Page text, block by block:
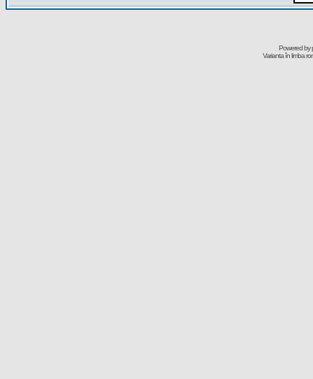
Powered by
Varianta în limba